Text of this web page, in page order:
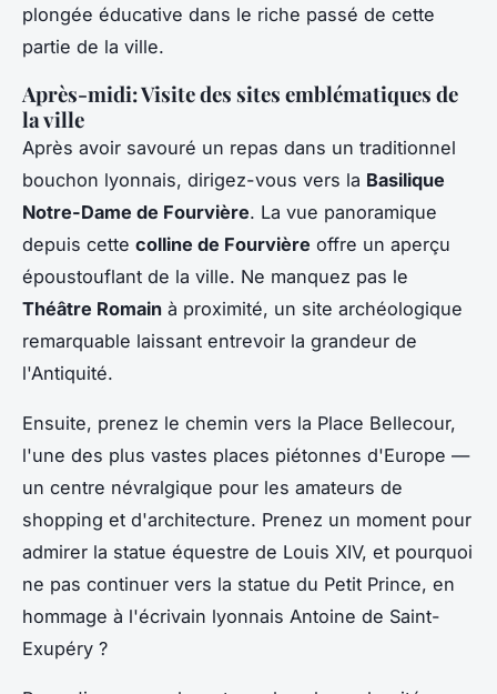
plongée éducative dans le riche passé de cette
partie de la ville.
Après-midi: Visite des sites emblématiques de
la ville
Après avoir savouré un repas dans un traditionnel
bouchon lyonnais, dirigez-vous vers la Basilique
Notre-Dame de Fourvière. La vue panoramique
depuis cette colline de Fourvière offre un aperçu
époustouflant de la ville. Ne manquez pas le
Théâtre Romain à proximité, un site archéologique
remarquable laissant entrevoir la grandeur de
l'Antiquité.
Ensuite, prenez le chemin vers la Place Bellecour,
l'une des plus vastes places piétonnes d'Europe —
un centre névralgique pour les amateurs de
shopping et d'architecture. Prenez un moment pour
admirer la statue équestre de Louis XIV, et pourquoi
ne pas continuer vers la statue du Petit Prince, en
hommage à l'écrivain lyonnais Antoine de Saint-
Exupéry ?